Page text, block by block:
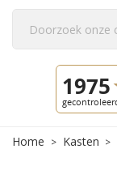
Home Kasten